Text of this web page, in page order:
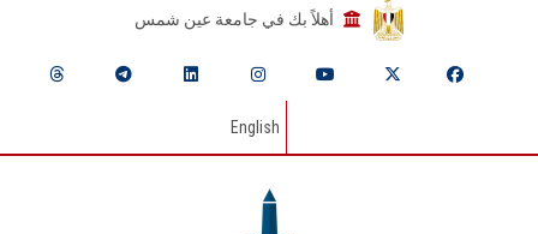
أهلاً بك في جامعة عين شمس
English